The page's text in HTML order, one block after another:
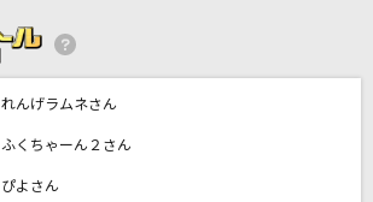
れんげラムネさん
ふくちゃーん２さん
ぴよさん